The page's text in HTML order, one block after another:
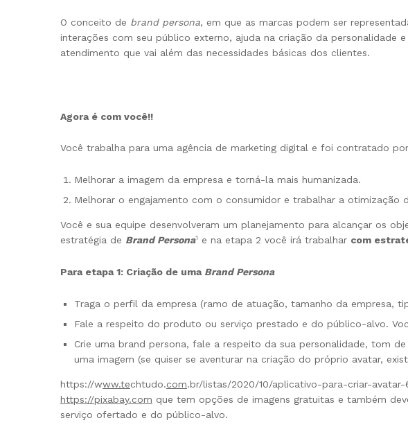
O conceito de brand persona, em que as marcas podem ser
interações com seu público externo, ajuda na criação da personalidade
atendimento que vai além das necessidades básicas dos clientes.
Agora é com você!!
Você trabalha para uma agência de marketing digital e foi contratado
Melhorar a imagem da empresa e torná-la mais humanizada.
Melhorar o engajamento com o consumidor e trabalhar a otimização
Você e sua equipe desenvolveram um planejamento para alcançar os
estratégia de Brand Persona1 e na etapa 2 você irá trabalhar com
Para etapa 1: Criação de uma Brand Persona
Traga o perfil da empresa (ramo de atuação, tamanho da empresa,
Fale a respeito do produto ou serviço prestado e do público-alvo.
Crie uma brand persona, fale a respeito da sua personalidade, tom
uma imagem (se quiser se aventurar na criação do próprio avatar,
https://www.techtudo.com.br/listas/2020/10/aplicativo-para-criar-
https://pixabay.com que tem opções de imagens gratuitas e também
serviço ofertado e do público-alvo.